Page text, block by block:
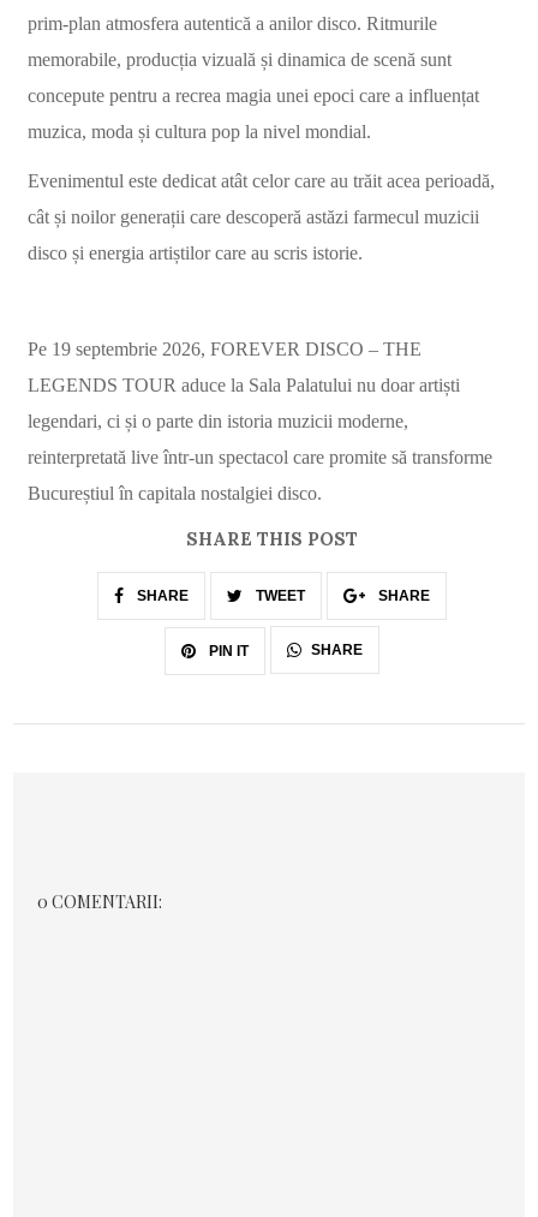
prim-plan atmosfera autentică a anilor disco. Ritmurile
memorabile, producția vizuală și dinamica de scenă sunt
concepute pentru a recrea magia unei epoci care a influențat
muzica, moda și cultura pop la nivel mondial.
Evenimentul este dedicat atât celor care au trăit acea perioadă,
cât și noilor generații care descoperă astăzi farmecul muzicii
disco și energia artiștilor care au scris istorie.
Pe 19 septembrie 2026, FOREVER DISCO – THE
LEGENDS TOUR aduce la Sala Palatului nu doar artiști
legendari, ci și o parte din istoria muzicii moderne,
reinterpretată live într-un spectacol care promite să transforme
Bucureștiul încapitala nostalgiei disco.
SHARE THIS POST
SHARE TWEET SHARE
PIN IT SHARE
0 COMENTARII: